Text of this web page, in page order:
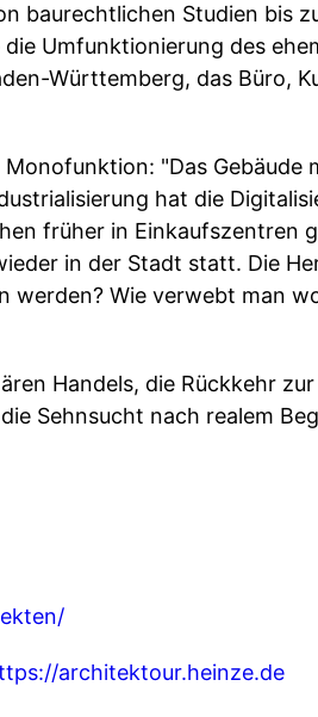
baurechtlichen Studien bis
Umfunktionierung des
Württemberg, das Büro,
"Das Gebäude
hat die
früher in Einkaufszentren
in der Stadt statt. Die
werden? Wie verwebt man
Handels, die Rückkehr
Sehnsucht nach realem
architektour.heinze.de